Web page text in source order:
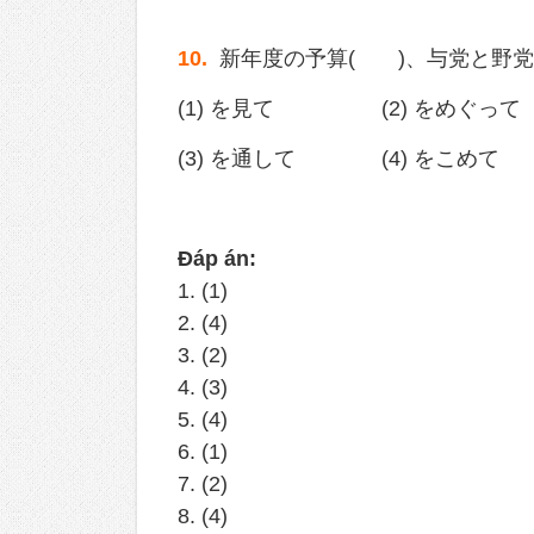
10. 新年度の予算( )、与党と野党
(1) を見て (2) をめぐって
(3) を通して (4) をこめて
Đáp án:
1. (1)
2. (4)
3. (2)
4. (3)
5. (4)
6. (1)
7. (2)
8. (4)